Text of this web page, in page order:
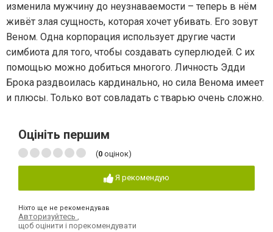
изменила мужчину до неузнаваемости – теперь в нём
живёт злая сущность, которая хочет убивать. Его зовут
Веном. Одна корпорация использует другие части
симбиота для того, чтобы создавать суперлюдей. С их
помощью можно добиться многого. Личность Эдди
Брока раздвоилась кардинально, но сила Венома имеет
и плюсы. Только вот совладать с тварью очень сложно.
Оцініть першим
(0 оцінок)
Я рекомендую
Ніхто ще не рекомендував
Авторизуйтесь
щоб оцінити і порекомендувати